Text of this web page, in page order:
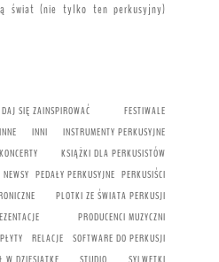
świat (nie tylko ten perkusyjny)
DAJ SIĘ ZAINSPIROWAĆ
FESTIWALE
INNE INNI
INSTRUMENTY PERKUSYJNE
KONCERTY
KSIĄŻKI DLA PERKUSISTÓW
NEWSY PEDAŁY PERKUSYJNE PERKUSIŚCI
PLOTKI ZE ŚWIATA PERKUSJI
PRODUCENCI MUZYCZNI
PŁYTY RELACJE
SOFTWARE DO PERKUSJI